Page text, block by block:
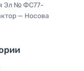
Эл № ФС77-
— Носова